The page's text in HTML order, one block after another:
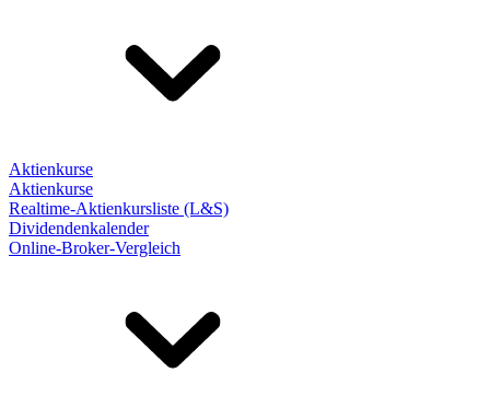
Aktienkurse
Aktienkurse
Realtime-Aktienkursliste (L&S)
Dividendenkalender
Online-Broker-Vergleich